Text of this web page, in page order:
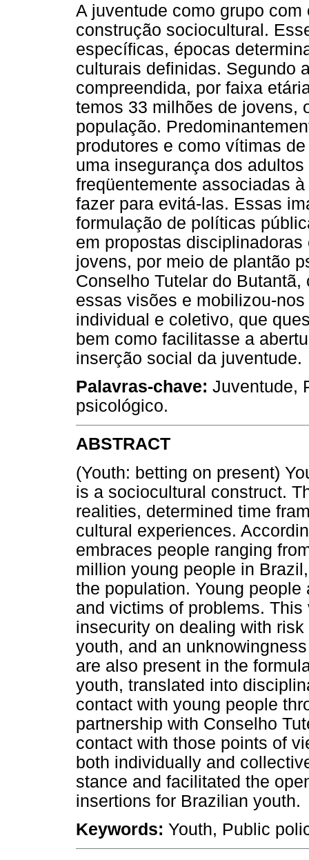
A juventude como grupo
construção sociocultural.
específicas, épocas
culturais definidas. Segundo
compreendida, por faixa
temos 33 milhões de jovens,
população.
produtores e como vítimas
uma insegurança dos
freqüentemente associadas
fazer para evitá-las. Essas
formulação de políticas
em propostas
jovens, por meio de plantão
Conselho Tutelar do
essas visões e mobilizou-
individual e coletivo, que
bem como facilitasse a
inserção social da juventude.
Palavras-chave: Juventude,
psicológico.
ABSTRACT
(Youth: betting on present)
is a sociocultural construct.
realities, determined time
cultural experiences.
embraces people ranging
million young people in
the population. Young
and victims of problems. This
insecurity on dealing with
youth, and an
are also present in the
youth, translated into
contact with young people
partnership with Conselho
contact with those points of
both individually and
stance and facilitated the
insertions for Brazilian youth.
Keywords: Youth, Public